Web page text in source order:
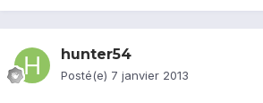
hunter54
Posté(e) 7 janvier 2013